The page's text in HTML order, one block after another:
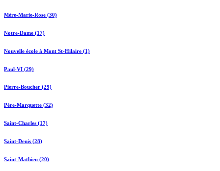
Mère-Marie-Rose (30)
Notre-Dame (17)
Nouvelle école à Mont St-Hilaire (1)
Paul-VI (29)
Pierre-Boucher (29)
Père-Marquette (32)
Saint-Charles (17)
Saint-Denis (28)
Saint-Mathieu (20)